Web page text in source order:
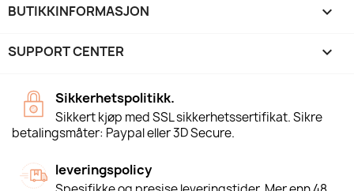
BUTIKKINFORMASJON keyboard_arrow_down
SUPPORT CENTER 
Sikkerhetspolitikk.
Sikkert kjøp med SSL sikkerhetssertifikat. Sikre
betalingsmåter: Paypal eller 3D Secure.
leveringspolicy